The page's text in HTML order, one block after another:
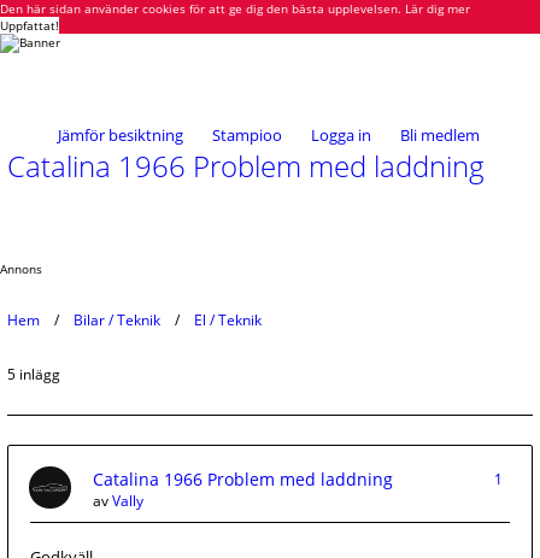
Den här sidan använder cookies för att ge dig den bästa upplevelsen. Lär dig mer
Uppfattat!
Jämför besiktning Stampioo Logga in Bli medlem
Catalina 1966 Problem med laddning
Annons
Hem Bilar / Teknik El / Teknik
5 inlägg
Catalina 1966 Problem med laddning
1
avVally